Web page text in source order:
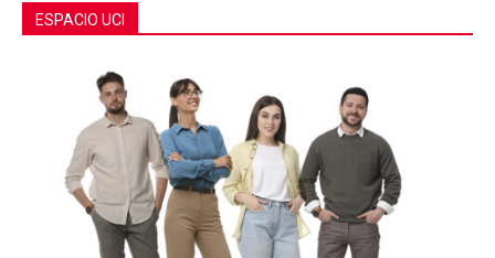
ESPACIO UCI